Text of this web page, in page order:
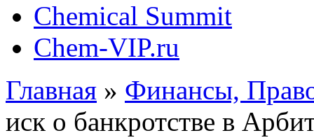
Chemical Summit
Chem-VIP.ru
Главная » Финансы,
иск о банкротстве в